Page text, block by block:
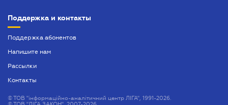
Поддержка и контакты
Поддержка абонентов
Напишите нам
Рассылки
Контакты
©ТОВ "інформаційно-аналітичний центр ЛІГА", 1991-2026.